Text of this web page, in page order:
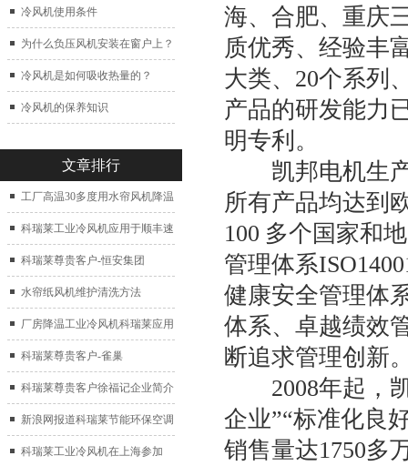
冷风机使用条件
为什么负压风机安装在窗户上？
冷风机是如何吸收热量的？
冷风机的保养知识
文章排行
工厂高温30多度用水帘风机降温
科瑞莱工业冷风机应用于顺丰速
运仓库通风降温
科瑞莱尊贵客户-恒安集团
水帘纸风机维护清洗方法
厂房降温工业冷风机科瑞莱应用
于广州制鞋厂
科瑞莱尊贵客户-雀巢
科瑞莱尊贵客户徐福记企业简介
新浪网报道科瑞莱节能环保空调
扇
科瑞莱工业冷风机在上海参加
海、合肥、重庆
质优秀、经验丰
大类、20个系列
产品的研发能力
明专利。
凯邦电机生产
所有产品均达到
100 多个国家和
管理体系
健康安全管理体
体系、卓越绩效
断追求管理创新
2008年起，凯
企业”“标准化良
销售量达1750多